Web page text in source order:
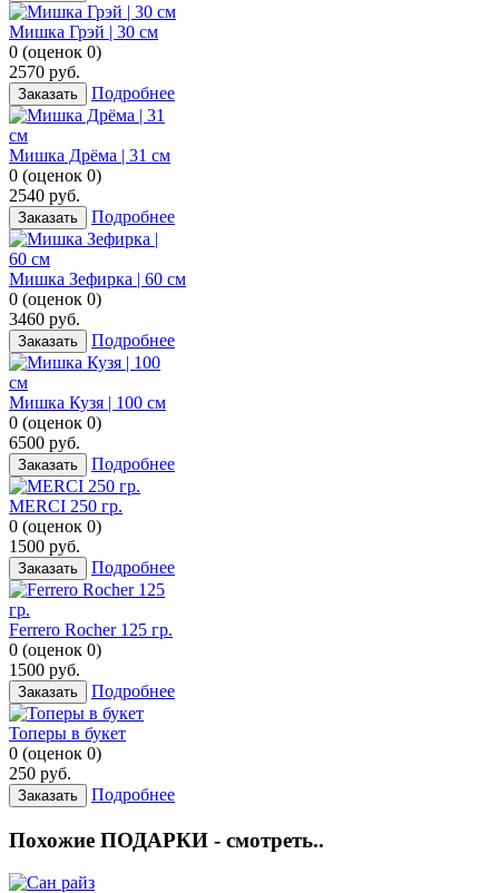
Мишка Грэй | 30 см
0 (оценок 0)
2570 руб.
Заказать Подробнее
Мишка Дрёма | 31 см
0 (оценок 0)
2540 руб.
Заказать Подробнее
Мишка Зефирка | 60 см
0 (оценок 0)
3460 руб.
Заказать Подробнее
Мишка Кузя | 100 см
0 (оценок 0)
6500 руб.
Заказать Подробнее
MERCI 250 гр.
0 (оценок 0)
1500 руб.
Заказать Подробнее
Ferrero Rocher 125 гр.
0 (оценок 0)
1500 руб.
Заказать Подробнее
Топеры в букет
0 (оценок 0)
250 руб.
Заказать Подробнее
Похожие ПОДАРКИ - смотреть..